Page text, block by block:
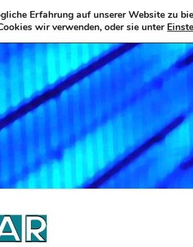
Erfahrung auf unserer Website zu
wir verwenden, oder sie unter